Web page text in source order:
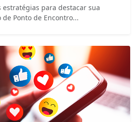
estratégias para destacar sua
Ponto de Encontro...